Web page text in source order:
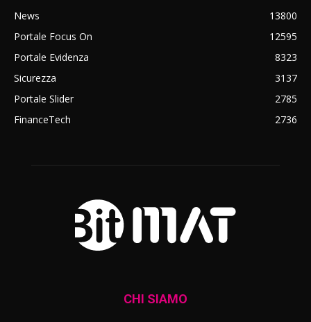
News
13800
Portale Focus On
12595
Portale Evidenza
8323
Sicurezza
3137
Portale Slider
2785
FinanceTech
2736
CHI SIAMO